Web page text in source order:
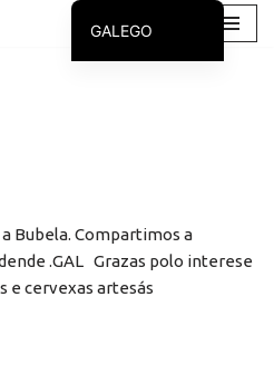
Bubela. Compartimos a
.GAL Grazas polo interese
e cervexas artesás
GALEGO
CASTELLANO